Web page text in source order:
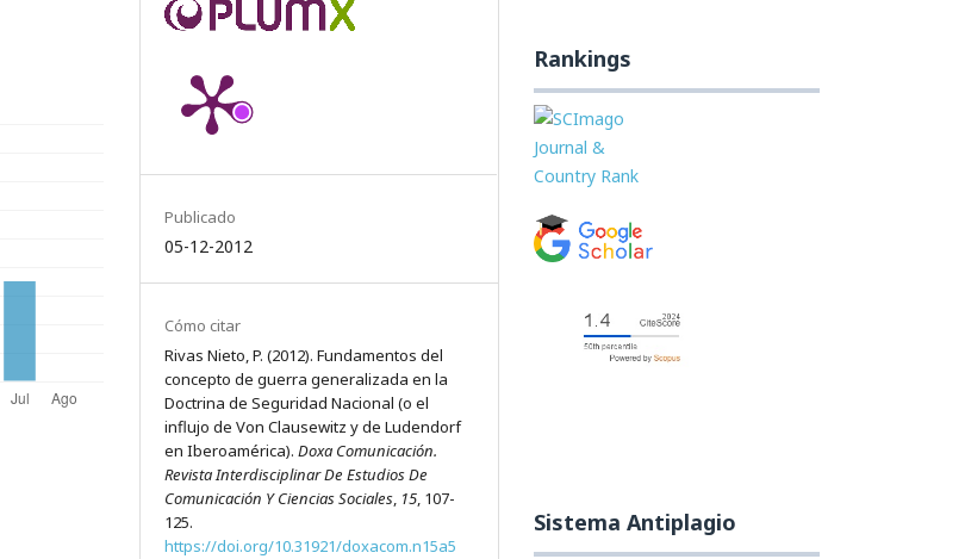
Publicado
05-12-2012
Cómo citar
Rivas Nieto, P. (2012). Fundamentos del
concepto de guerra generalizada en la
Doctrina de Seguridad Nacional (o el
influjo de Von Clausewitz y de Ludendorf
en Iberoamérica).Doxa Comunicación.
Revista Interdisciplinar De Estudios De
Comunicación Y Ciencias Sociales, 15, 107-
125.
https://doi.org/10.31921/doxacom.n15a5
Rankings
Sistema Antiplagio